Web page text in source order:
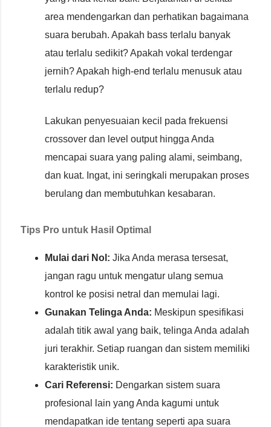
area mendengarkan dan perhatikan bagaimana
suara berubah. Apakah bass terlalu banyak
atau terlalu sedikit? Apakah vokal terdengar
jernih? Apakah high-end terlalu menusuk atau
terlalu redup?
Lakukan penyesuaian kecil pada frekuensi
crossover dan level output hingga Anda
mencapai suara yang paling alami, seimbang,
dan kuat. Ingat, ini seringkali merupakan proses
berulang dan membutuhkan kesabaran.
Tips Pro untuk Hasil Optimal
Mulai dari Nol: Jika Anda merasa tersesat,
jangan ragu untuk mengatur ulang semua
kontrol ke posisi netral dan memulai lagi.
Gunakan Telinga Anda: Meskipun spesifikasi
adalah titik awal yang baik, telinga Anda adalah
juri terakhir. Setiap ruangan dan sistem memiliki
karakteristik unik.
Cari Referensi: Dengarkan sistem suara
profesional lain yang Anda kagumi untuk
mendapatkan ide tentang seperti apa suara